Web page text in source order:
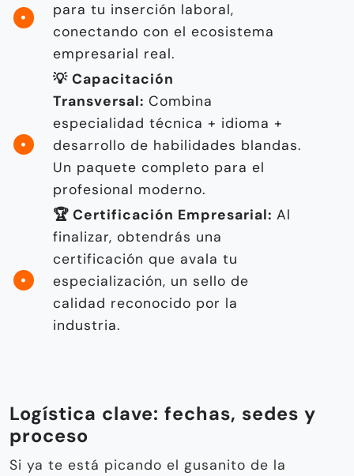
para tu inserción laboral,
conectando con el ecosistema
empresarial real.
💡 Capacitación
Transversal: Combina
especialidad técnica + idioma +
desarrollo de habilidades blandas.
Un paquete completo para el
profesional moderno.
🏆 Certificación Empresarial: Al
finalizar, obtendrás una
certificación que avala tu
especialización, un sello de
calidad reconocido por la
industria.
Logística clave: fechas, sedes y
proceso
Si ya te está picando el gusanito de la